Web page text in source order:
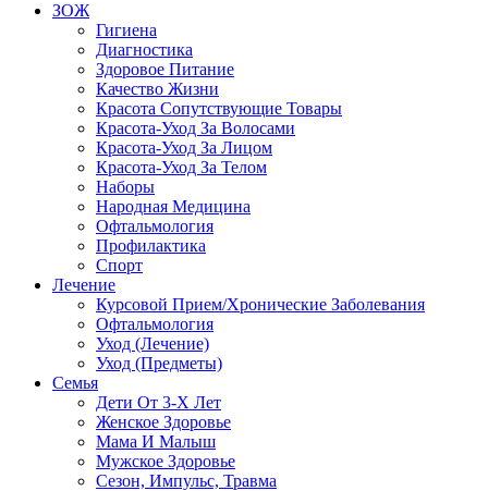
ЗОЖ
Гигиена
Диагностика
Здоровое Питание
Качество Жизни
Красота Сопутствующие Товары
Красота-Уход За Волосами
Красота-Уход За Лицом
Красота-Уход За Телом
Наборы
Народная Медицина
Офтальмология
Профилактика
Спорт
Лечение
Курсовой Прием/Хронические Заболевания
Офтальмология
Уход (Лечение)
Уход (Предметы)
Семья
Дети От 3-Х Лет
Женское Здоровье
Мама И Малыш
Мужское Здоровье
Сезон, Импульс, Травма